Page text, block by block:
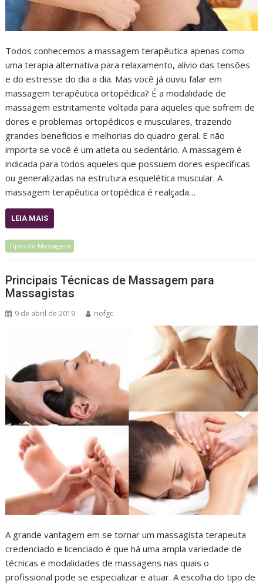
Todos conhecemos a massagem terapêutica apenas como
uma terapia alternativa para relaxamento, alívio das tensões
e do estresse do dia a dia. Mas você já ouviu falar em
massagem terapêutica ortopédica? É a modalidade de
massagem estritamente voltada para aqueles que sofrem de
dores e problemas ortopédicos e musculares, trazendo
grandes benefícios e melhorias do quadro geral. E não
importa se você é um atleta ou sedentário. A massagem é
indicada para todos aqueles que possuem dores específicas
ou generalizadas na estrutura esquelética muscular. A
massagem terapêutica ortopédica é realçada…
LEIA MAIS
Tipos de Massagem
Principais Técnicas de Massagem para
Massagistas
9 de abril de 2019 riofgc
A grande vantagem em se tornar um massagista terapeuta
credenciado e licenciado é que há uma ampla variedade de
técnicas e modalidades de massagens nas quais o
profissional pode se especializar e atuar. A escolha do tipo de